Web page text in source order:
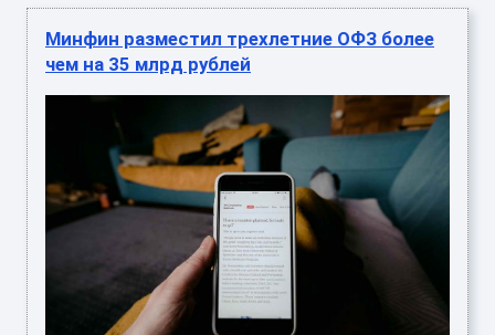
Минфин разместил трехлетние ОФЗ более
чем на 35 млрд рублей